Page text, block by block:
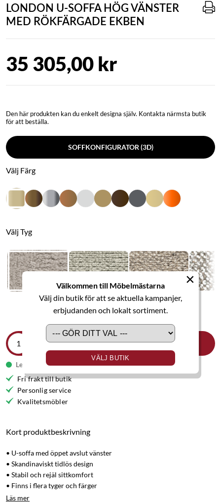
Välkommen till Möbelmästarna
Välj din butik för att se aktuella kampanjer,
erbjudanden och lokalt sortiment.
VÄLJ BUTIK
×
LONDON U-SOFFA HÖG VÄNSTER
MED RÖKFÄRGADE EKBEN
35 305,00 kr
Den här produkten kan du enkelt designa själv. Kontakta närmsta butik
för att beställa.
SOFFKONFIGURATOR (3D)
Välj Färg
Välj Tyg
LÄGG I VARUKORGEN
Leveranstid 7-8 veckor
Fri frakt till butik
Personlig service
Kvalitetsmöbler
Kort produktbeskrivning
• U-soffa med öppet avslut vänster
• Skandinaviskt tidlös design
• Stabil och rejäl sittkomfort
• Finns i flera tyger och färger
Läs mer